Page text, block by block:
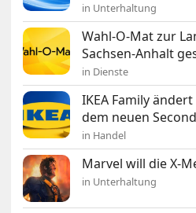
in Unterhaltung
Wahl-O-Mat zur
Sachsen-Anhalt
in Dienste
IKEA Family
dem neuen
in Handel
Marvel will die X-
in Unterhaltung